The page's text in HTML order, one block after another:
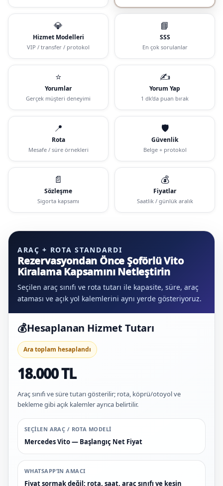
💎
Hizmet Modelleri
VIP / transfer / protokol
📘
SSS
En çok sorulanlar
⭐
Yorumlar
Gerçek müşteri deneyimi
✍️
Yorum Yap
1 dk’da puan bırak
📍
Rota
Mesafe / süre örnekleri
🛡️
Güvenlik
Belge + protokol
📄
Sözleşme
Sigorta kapsamı
💰
Fiyatlar
Saatlik / günlük aralık
ARAÇ + ROTA STANDARDI
Rezervasyondan Önce Şoförlü Vito
Kiralama Kapsamını Netleştirin
Seçilen araç sınıfı ve rota tutarı ile kapasite, süre, araç
ataması ve açık yol kalemlerini aynı yerde gösteriyoruz.
💰Hesaplanan Hizmet Tutarı
Ara toplam hesaplandı
18.000 TL
Araç sınıfı ve süre tutarı gösterilir; rota, köprü/otoyol ve
bekleme gibi açık kalemler ayrıca belirtilir.
SEÇILEN ARAÇ / ROTA MODELI
Mercedes Vito — Başlangıç Net Fiyat
WHATSAPP’IN AMACI
Fiyat sormak değil; rota, saat, araç sınıfı ve kesin